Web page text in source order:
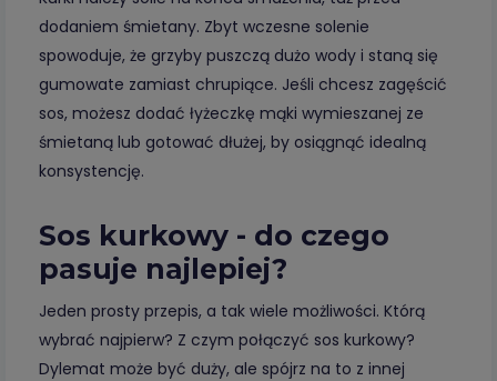
dodaniem śmietany. Zbyt wczesne solenie
spowoduje, że grzyby puszczą dużo wody i staną się
gumowate zamiast chrupiące. Jeśli chcesz zagęścić
sos, możesz dodać łyżeczkę mąki wymieszanej ze
śmietaną lub gotować dłużej, by osiągnąć idealną
konsystencję.
Sos kurkowy - do czego
pasuje najlepiej?
Jeden prosty przepis, a tak wiele możliwości. Którą
wybrać najpierw? Z czym połączyć sos kurkowy?
Dylemat może być duży, ale spójrz na to z innej